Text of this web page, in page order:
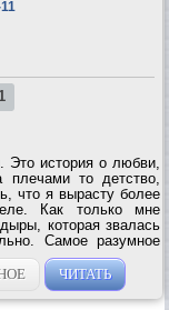
Это история о любви,
то детство,
что я вырасту более
Как только мне
которая звалась
Самое разумное
двадцать шесть, я
ЧИТАТЬ